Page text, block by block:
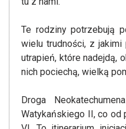
Te rodziny potrzebują
wielu trudności, z
utrapień, które nadejdą,
nich pociechą, wielką
Droga
Watykańskiego II, co od